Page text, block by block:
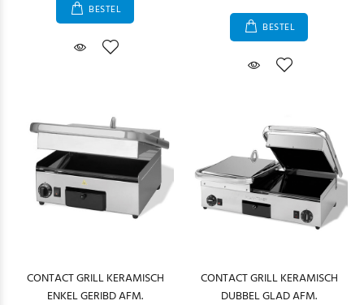
BESTEL
BESTEL
CONTACT GRILL KERAMISCH
ENKEL GERIBD AFM.
CONTACT GRILL KERAMISCH
DUBBEL GLAD AFM.